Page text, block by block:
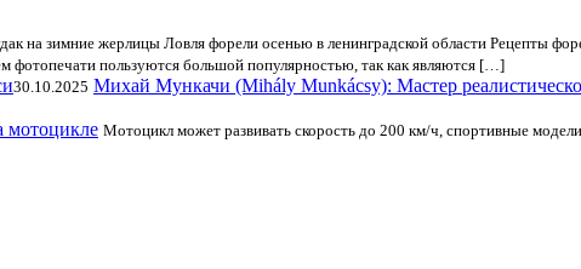
на зимние жерлицы Ловля форели осенью в ленинградской области Рецепты
фотопечати пользуются большой популярностью, так как являются […]
30.10.2025 Михай Мункачи (Mihály Munkácsy): Мастер
мотоцикле Мотоцикл может развивать скорость до 200 км/ч, спортивные